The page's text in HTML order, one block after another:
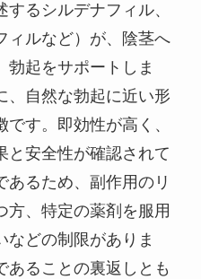
るシルデナフィル、
ィルなど）が、陰茎へ
勃起をサポートしま
、自然な勃起に近い形
す。即効性が高く、
と安全性が確認されて
あるため、副作用のリ
方、特定の薬剤を服用
などの制限がありま
あることの裏返しとも